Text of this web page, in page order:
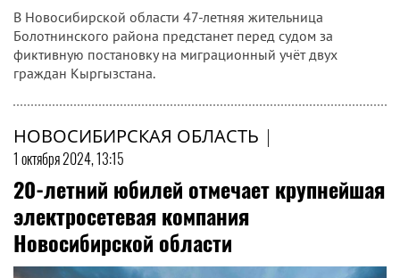
В Новосибирской области 47-летняя жительница
Болотнинского района предстанет перед судом за
фиктивную постановку на миграционный учёт двух
граждан Кыргызстана.
НОВОСИБИРСКАЯ ОБЛАСТЬ |
1 октября 2024, 13:15
20-летний юбилей отмечает крупнейшая
электросетевая компания
Новосибирской области